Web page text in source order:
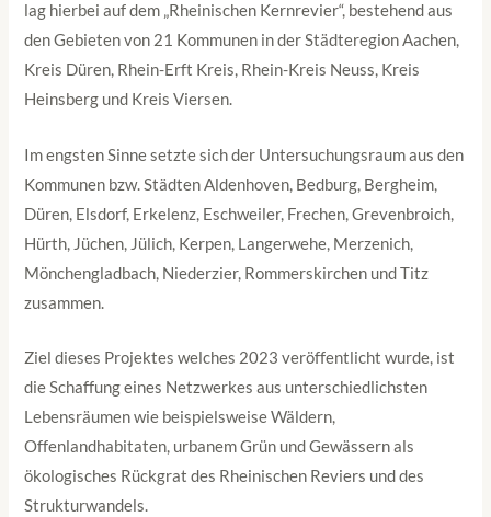
lag hierbei auf dem „Rheinischen Kernrevier“, bestehend aus
den Gebieten von 21 Kommunen in der Städteregion Aachen,
Kreis Düren, Rhein-Erft Kreis, Rhein-Kreis Neuss, Kreis
Heinsberg und Kreis Viersen.
Im engsten Sinne setzte sich der Untersuchungsraum aus den
Kommunen bzw. Städten Aldenhoven, Bedburg, Bergheim,
Düren, Elsdorf, Erkelenz, Eschweiler, Frechen, Grevenbroich,
Hürth, Jüchen, Jülich, Kerpen, Langerwehe, Merzenich,
Mönchengladbach, Niederzier, Rommerskirchen und Titz
zusammen.
Ziel dieses Projektes welches 2023 veröffentlicht wurde, ist
die Schaffung eines Netzwerkes aus unterschiedlichsten
Lebensräumen wie beispielsweise Wäldern,
Offenlandhabitaten, urbanem Grün und Gewässern als
ökologisches Rückgrat des Rheinischen Reviers und des
Strukturwandels.